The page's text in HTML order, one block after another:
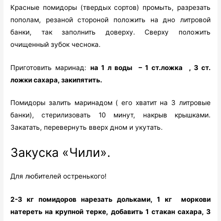
Красные помидоры (твердых сортов) промыть, разрезать
пополам, резаной стороной положить на дно литровой
банки, так заполнить доверху. Сверху положить
очищенный зубок чеснока.
Приготовить маринад: на 1 л воды – 1 ст.ложка , 3 ст.
ложки сахара, закипятить.
Помидоры залить маринадом ( его хватит на 3 литровые
банки), стерилизовать 10 минут, накрыв крышками.
Закатать, перевернуть вверх дном и укутать.
Закуска «Чили».
Для любителей остренького!
2-3 кг помидоров нарезать дольками, 1 кг моркови
натереть на крупной терке, добавить 1 стакан сахара, 3